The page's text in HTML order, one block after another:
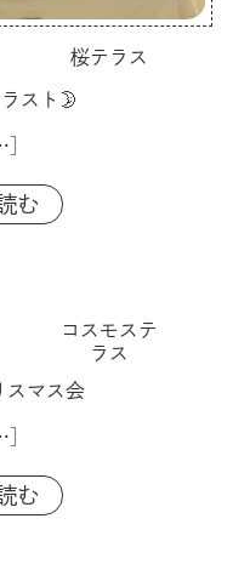
桜テラス
スト🌛
む
コスモステ
ラス
スマス会
む